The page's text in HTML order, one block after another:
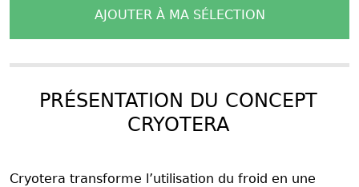
AJOUTER À MA SÉLECTION
PRÉSENTATION DU CONCEPT
CRYOTERA
Cryotera transforme l’utilisation du froid en une